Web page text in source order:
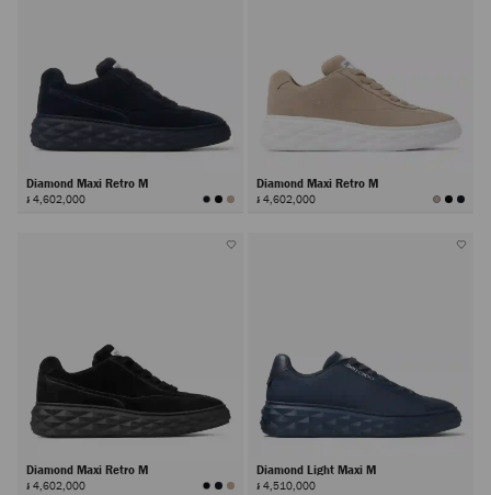
Diamond Maxi Retro M
៛ 4,602,000
Diamond Maxi Retro M
៛ 4,602,000
Diamond Maxi Retro M
៛ 4,602,000
Diamond Light Maxi M
៛ 4,510,000